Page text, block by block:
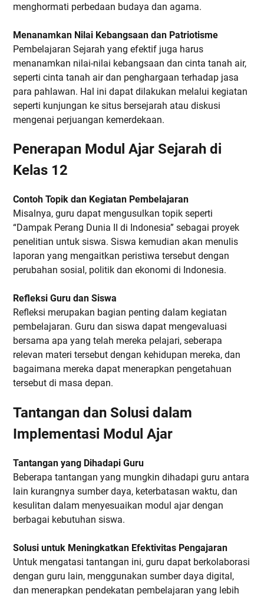
menghormati perbedaan budaya dan agama.
Menanamkan Nilai Kebangsaan dan Patriotisme
Pembelajaran Sejarah yang efektif juga harus
menanamkan nilai-nilai kebangsaan dan cinta tanah air,
seperti cinta tanah air dan penghargaan terhadap jasa
para pahlawan. Hal ini dapat dilakukan melalui kegiatan
seperti kunjungan ke situs bersejarah atau diskusi
mengenai perjuangan kemerdekaan.
Penerapan Modul Ajar Sejarah di
Kelas 12
Contoh Topik dan Kegiatan Pembelajaran
Misalnya, guru dapat mengusulkan topik seperti
“Dampak Perang Dunia II di Indonesia” sebagai proyek
penelitian untuk siswa. Siswa kemudian akan menulis
laporan yang mengaitkan peristiwa tersebut dengan
perubahan sosial, politik dan ekonomi di Indonesia.
Refleksi Guru dan Siswa
Refleksi merupakan bagian penting dalam kegiatan
pembelajaran. Guru dan siswa dapat mengevaluasi
bersama apa yang telah mereka pelajari, seberapa
relevan materi tersebut dengan kehidupan mereka, dan
bagaimana mereka dapat menerapkan pengetahuan
tersebut di masa depan.
Tantangan dan Solusi dalam
Implementasi Modul Ajar
Tantangan yang Dihadapi Guru
Beberapa tantangan yang mungkin dihadapi guru antara
lain kurangnya sumber daya, keterbatasan waktu, dan
kesulitan dalam menyesuaikan modul ajar dengan
berbagai kebutuhan siswa.
Solusi untuk Meningkatkan Efektivitas Pengajaran
Untuk mengatasi tantangan ini, guru dapat berkolaborasi
dengan guru lain, menggunakan sumber daya digital,
dan menerapkan pendekatan pembelajaran yang lebih